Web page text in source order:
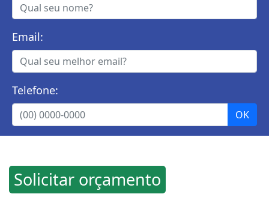
Email:
Telefone:
Solicitar orçamento